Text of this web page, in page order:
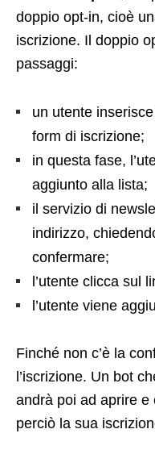
doppio opt-in, cioè
iscrizione. Il doppio
passaggi:
un utente
form di iscrizione;
in questa fase,
aggiunto alla lista;
il servizio di
indirizzo,
confermare;
l’utente clicca sul
l’utente viene
Finché non c’è la
l’iscrizione. Un bot
andrà poi ad aprire e
perciò la sua